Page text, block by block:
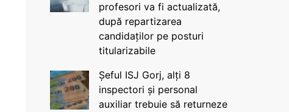
profesori va fi actualizată,
după repartizarea
candidaților pe posturi
titularizabile
Șeful ISJ Gorj, alți 8
inspectori și personal
auxiliar trebuie să returneze